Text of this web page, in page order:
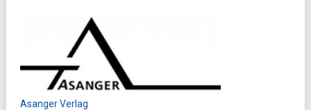
Asanger Verlag